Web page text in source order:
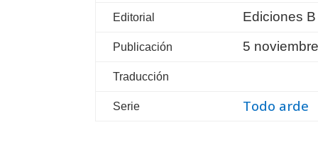
Editorial Ediciones B
Publicación 5
Traducción
Serie Todo arde